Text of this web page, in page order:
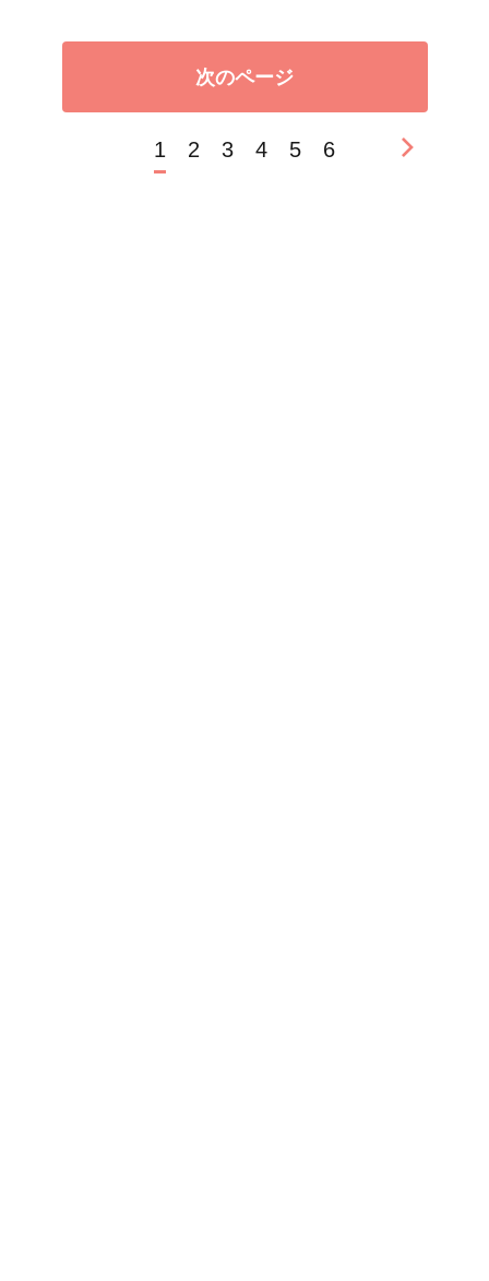
次のページ
1 2 3 4 5 6